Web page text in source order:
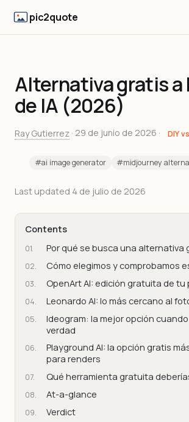
Alternativa gratis a
de IA (2026)
Ray Gutierrez · 29 de junio de 2026 · DIY
#ai image generator #midjourney
Last updated 4 de julio de 2026
Contents
Por qué se busca una alternativa
Cómo elegimos y comprobamos
OpenArt AI: edición gratuita de
Leonardo AI: lo más cercano al
Ideogram: la mejor opción
verdad
Playground AI: la opción gratis
para renders
Qué herramienta gratuita
At-a-glance
Verdict
pic2quote